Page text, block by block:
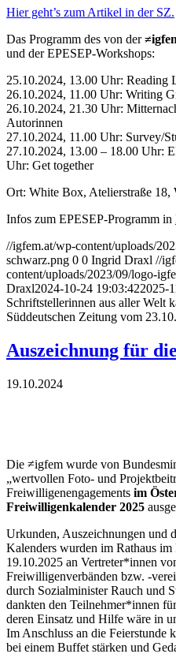
Hier geht’s zum Artikel in der SZ.
Das Programm des von der
und der EPESEP-Workshops:
25.10.2024, 13.00 Uhr: Reading
26.10.2024, 11.00 Uhr: Writing
26.10.2024, 21.30 Uhr:
Autorinnen
27.10.2024, 11.00 Uhr: Survey/
27.10.2024, 13.00 – 18.00 Uhr:
Uhr: Get together
Ort: White Box, Atelierstraße 18,
Infos zum EPESEP-Programm in
//igfem.at/wp-content/uploads/
schwarz.png 0 0 Ingrid Draxl //
content/uploads/2023/09/logo-
Draxl2024-10-24 19:03:422025-
Schriftstellerinnen aus aller Welt
Süddeutschen Zeitung vom
Auszeichnung für
19.10.2024
Die ≠igfem wurde von
„wertvollen Foto- und
Freiwilligenengagements im
Freiwilligenkalender 2025
Urkunden, Auszeichnungen und
Kalenders wurden im Rathaus im
19.10.2025 an Vertreter*innen
Freiwilligenverbänden bzw. -
durch Sozialminister Rauch und
dankten den Teilnehmer*innen
deren Einsatz und Hilfe wäre in
Im Anschluss an die Feierstunde
bei einem Buffet stärken und